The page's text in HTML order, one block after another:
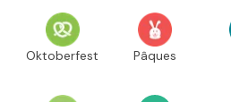
Oktoberfest Pâques